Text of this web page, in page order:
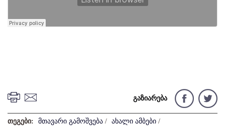
გაზიარება
თეგები: მთავარი გამოშვება / ახალი ამბები /